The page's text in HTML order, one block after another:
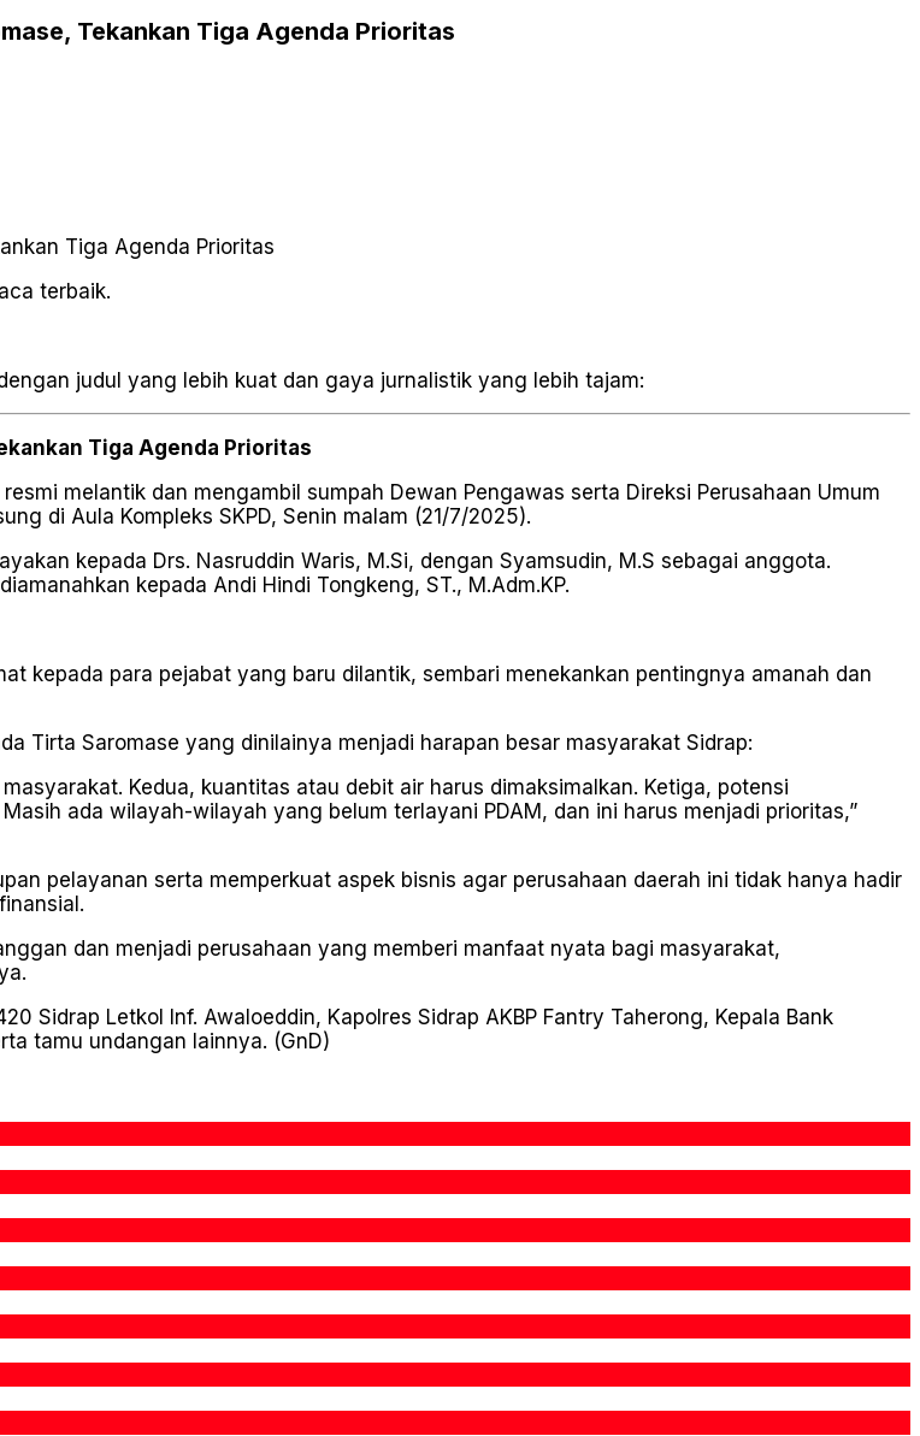
Tekankan Tiga Agenda Prioritas
terbaik.
judul yang lebih kuat dan gaya jurnalistik yang lebih tajam:
Tiga Agenda Prioritas
melantik dan mengambil sumpah Dewan Pengawas serta Direksi Perusahaan Umum
di Aula Kompleks SKPD, Senin malam (21/7/2025).
kepada Drs. Nasruddin Waris, M.Si, dengan Syamsudin, M.S sebagai anggota.
kepada Andi Hindi Tongkeng, ST., M.Adm.KP.
kepada para pejabat yang baru dilantik, sembari menekankan pentingnya amanah dan
Tirta Saromase yang dinilainya menjadi harapan besar masyarakat Sidrap:
Kedua, kuantitas atau debit air harus dimaksimalkan. Ketiga, potensi
ada wilayah-wilayah yang belum terlayani PDAM, dan ini harus menjadi prioritas,”
pelayanan serta memperkuat aspek bisnis agar perusahaan daerah ini tidak hanya hadir
dan menjadi perusahaan yang memberi manfaat nyata bagi masyarakat,
Sidrap Letkol Inf. Awaloeddin, Kapolres Sidrap AKBP Fantry Taherong, Kepala Bank
tamu undangan lainnya. (GnD)